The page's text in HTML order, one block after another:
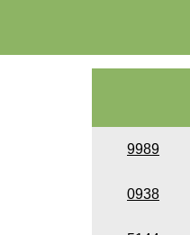
9989
0938